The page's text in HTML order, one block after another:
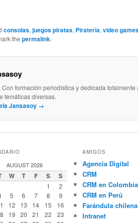
consolas,juegos piratas, Piratería,video
thepermalink.
formación periodística y dedicada totalmente
temáticas diversas.
Jansasoy →
AUGUST 2026
W T F S S
1
2
5 6 7 8
9
12 13 14 15
16
19 20 21 22
23
AMIGOS
Agencia Digital
CRM
CRM en Colombia
CRM en Perú
Farándula chilena
Intranet